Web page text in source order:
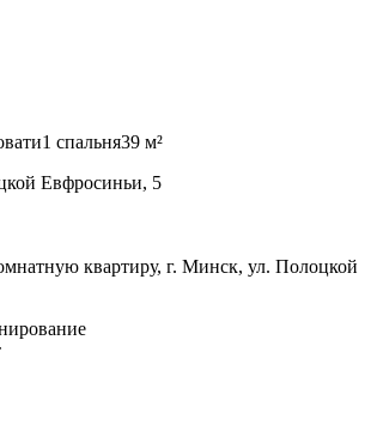
1 спальня39 м²
Евфросиньи, 5
квартиру, г. Минск, ул. Полоцкой